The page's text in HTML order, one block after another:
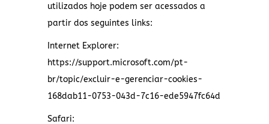
utilizados hoje podem ser acessados a
partir dos seguintes links:
Internet Explorer:
https://support.microsoft.com/pt-
br/topic/excluir-e-gerenciar-cookies-
168dab11-0753-043d-7c16-ede5947fc64d
Safari: